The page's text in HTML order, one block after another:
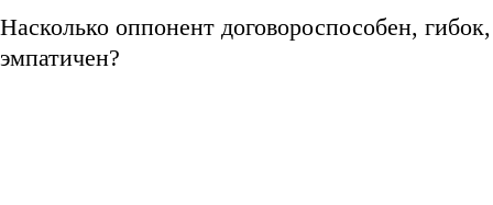
Насколько оппонент договороспособен, гибок,
эмпатичен?